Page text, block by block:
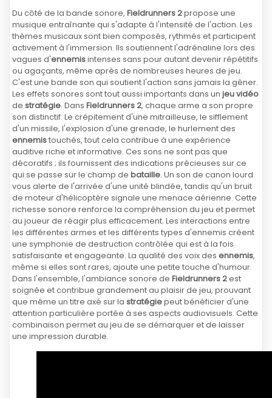
Du côté de la bande sonore, Fieldrunners 2propose une
musique entraînante qui s'adapte à l'intensité de l'action. Les
thèmes musicaux sont bien composés, rythmés et participent
activement à l'immersion. Ils soutiennent l'adrénaline lors des
vagues d'ennemisintenses sans pour autant devenir répétitifs
ou agaçants, même après de nombreuses heures de jeu.
C'est une bande son qui soutient l'action sans jamais la gêner.
Les effets sonores sont tout aussi importants dans un jeu vidéo
de stratégie. Dans Fieldrunners 2, chaque arme a son propre
son distinctif. Le crépitement d'une mitrailleuse, le sifflement
d'un missile, l'explosion d'une grenade, le hurlement des
ennemistouchés, tout cela contribue à une expérience
auditive riche et informative. Ces sons ne sont pas que
décoratifs ; ils fournissent des indications précieuses sur ce
qui se passe sur le champ de bataille. Un son de canon lourd
vous alerte de l'arrivée d'une unité blindée, tandis qu'un bruit
de moteur d'hélicoptère signale une menace aérienne. Cette
richesse sonore renforce la compréhension du jeu et permet
au joueur de réagir plus efficacement. Les interactions entre
les différentes armes et les différents types d'ennemis créent
une symphonie de destruction contrôlée qui est à la fois
satisfaisante et engageante. La qualité des voix des ennemis,
même si elles sont rares, ajoute une petite touche d'humour.
Dans l'ensemble, l'ambiance sonore de Fieldrunners 2est
soignée et contribue grandement au plaisir de jeu, prouvant
que même un titre axé sur la stratégiepeut bénéficier d'une
attention particulière portée à ses aspects audiovisuels. Cette
combinaison permet au jeu de se démarquer et de laisser
une impression durable.